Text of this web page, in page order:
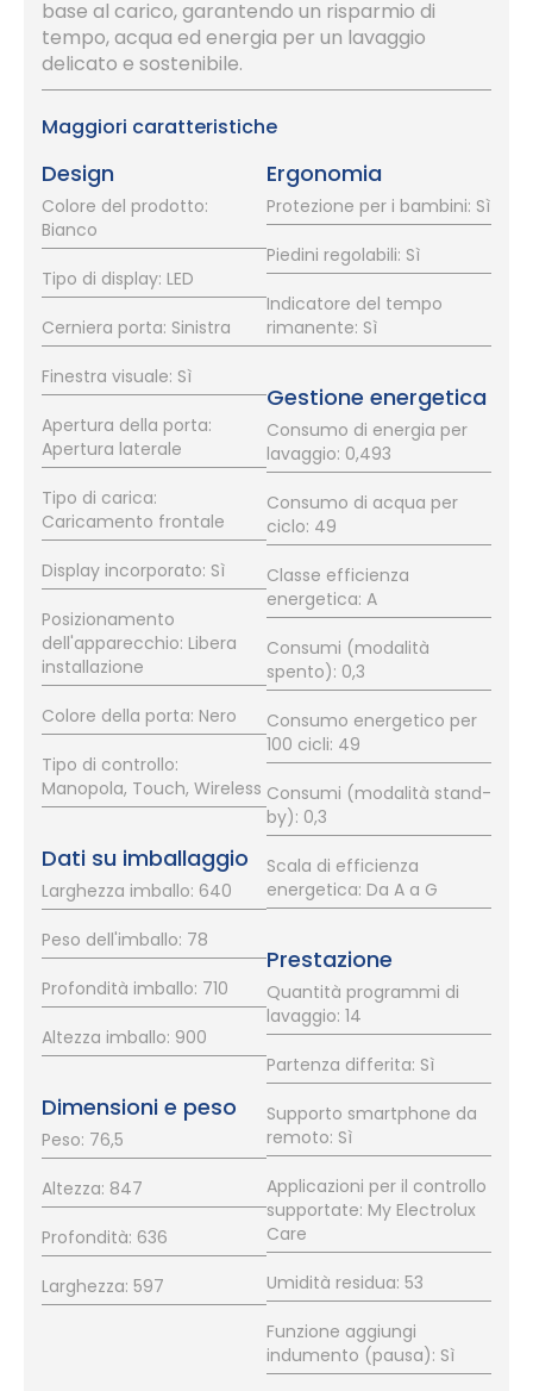
base al carico, garantendo un risparmio di
tempo, acqua ed energia per un lavaggio
delicato e sostenibile.
Maggiori caratteristiche
Design
Colore del prodotto:
Bianco
Tipo di display: LED
Cerniera porta: Sinistra
Finestra visuale: Sì
Apertura della porta:
Apertura laterale
Tipo di carica:
Caricamento frontale
Display incorporato: Sì
Posizionamento
dell'apparecchio: Libera
installazione
Colore della porta: Nero
Tipo di controllo:
Manopola, Touch, Wireless
Dati su imballaggio
Larghezza imballo: 640
Peso dell'imballo: 78
Profondità imballo: 710
Altezza imballo: 900
Dimensioni e peso
Peso: 76,5
Altezza: 847
Profondità: 636
Larghezza: 597
Ergonomia
Protezione per i bambini: Sì
Piedini regolabili: Sì
Indicatore del tempo
rimanente: Sì
Gestione energetica
Consumo di energia per
lavaggio: 0,493
Consumo di acqua per
ciclo: 49
Classe efficienza
energetica: A
Consumi (modalità
spento): 0,3
Consumo energetico per
100 cicli: 49
Consumi (modalità stand-
by): 0,3
Scala di efficienza
energetica: Da A a G
Prestazione
Quantità programmi di
lavaggio: 14
Partenza differita: Sì
Supporto smartphone da
remoto: Sì
Applicazioni per il controllo
supportate: My Electrolux
Care
Umidità residua: 53
Funzione aggiungi
indumento (pausa): Sì